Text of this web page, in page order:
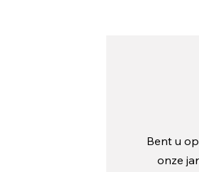
Bent u
onze